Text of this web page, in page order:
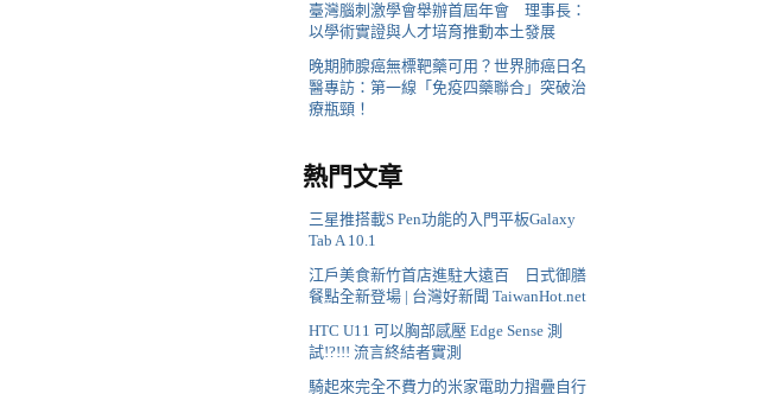
臺灣腦刺激學會舉辦首屆年會 理事長：
以學術實證與人才培育推動本土發展
晚期肺腺癌無標靶藥可用？世界肺癌日名
醫專訪：第一線「免疫四藥聯合」突破治
療瓶頸！
熱門文章
三星推搭載S Pen功能的入門平板Galaxy
Tab A 10.1
江戶美食新竹首店進駐大遠百 日式御膳
餐點全新登場 | 台灣好新聞 TaiwanHot.net
HTC U11 可以胸部感壓 Edge Sense 測
試!?!!! 流言終結者實測
騎起來完全不費力的米家電助力摺疊自行